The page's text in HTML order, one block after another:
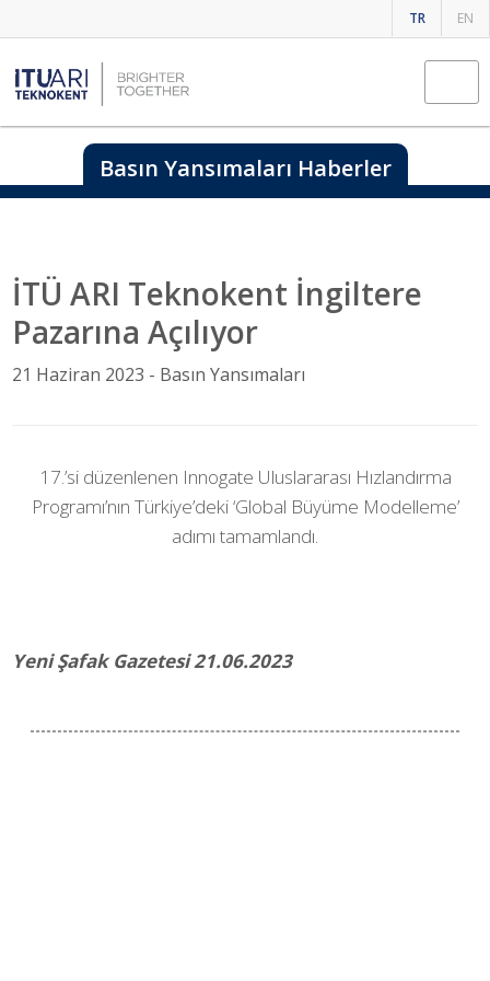
TR EN
Basın Yansımaları Haberler
İTÜ ARI Teknokent İngiltere
Pazarına Açılıyor
21 Haziran 2023 - Basın Yansımaları
17.’si düzenlenen Innogate Uluslararası Hızlandırma
Programı’nın Türkiye’deki ‘Global Büyüme Modelleme’
adımı tamamlandı.
Yeni Şafak Gazetesi 21.06.2023